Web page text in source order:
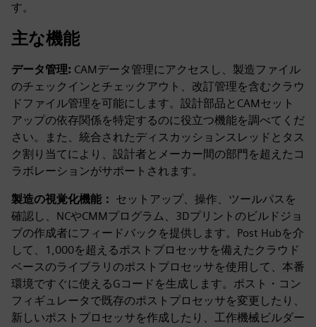
す。
主な機能
データ管理: CAMデータ管理にアクセスし、製造ファイル
のチェックインとチェックアウト、改訂管理を含むクラウ
ドファイル管理を可能にします。設計部品とCAMセット
アップの依存関係を特定するのに役立つ機能を調べてくだ
さい。また、統合されたディスカッションスレッドとタス
ク割り当てにより、設計者とメーカー間の部門を超えたコ
ラボレーションがサポートされます。
製造の視覚化機能： セットアップ、操作、ツールパスを
確認し、NCやCMMプログラム、3Dプリントのビルドジョ
ブの作成者にフィードバックを提供します。Post Hubを介
して、1,000を超えるポストプロセッサを備えたクラウド
ベースのライブラリのポストプロセッサを使用して、本番
環境ですぐに使えるGコードを生成します。ポスト・コン
フィギュレータで既存のポストプロセッサを変更したり、
新しいポストプロセッサを作成したり、工作機械ビルダー